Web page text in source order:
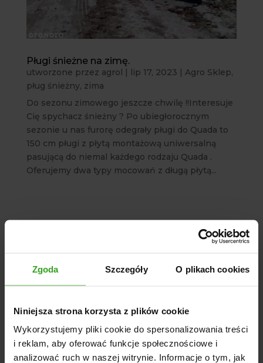
Zgoda Szczegóły O plikach cookies
Niniejsza strona korzysta z plików cookie
Wykorzystujemy pliki cookie do spersonalizowania treści
i reklam, aby oferować funkcje społecznościowe i
analizować ruch w naszej witrynie. Informacje o tym, jak
Pługi śnieżne na zimę.
utworzone przez agrol | lip 17, 2023 | Agro Sklep,
pług śnieżny, zima
Do sezonu zimowego jeszcze chwilę !!Interesuje
Cię spychacz śnieżny ? Po ubiegłorocznym
sezonie u nas furorę odegrały pługi do Quada to
150 cm pługi z płytą montażową uniwersalną
pasującą do niemal każdego rodzaju Quada .
Oferujemy dwa typy mocowań z długą płytą...